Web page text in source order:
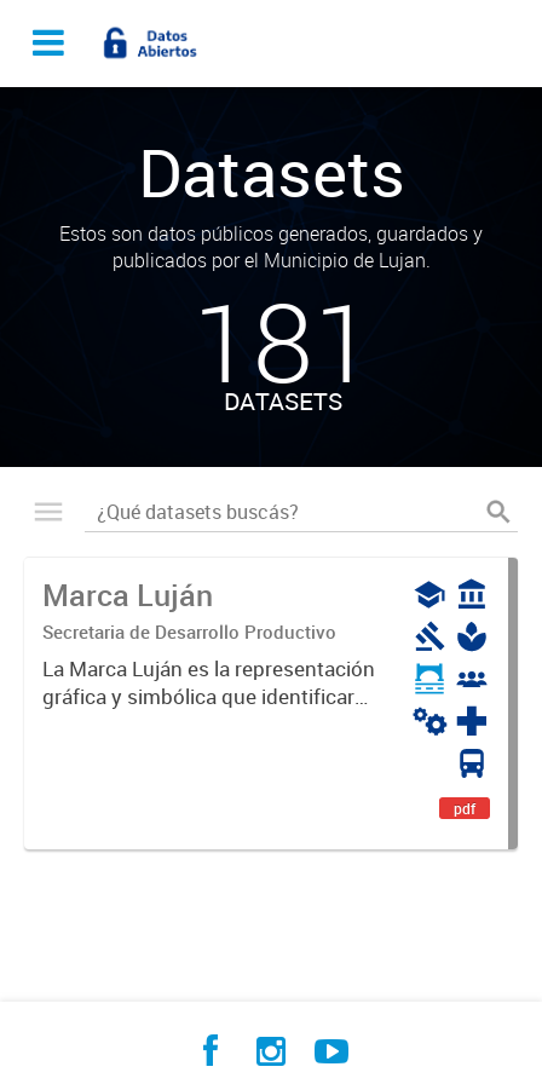
Datasets
Estos son datos públicos generados, guardados y
publicados por el Municipio de Lujan.
181
DATASETS
Marca Luján
Secretaria de Desarrollo Productivo
La Marca Luján es la representación
gráfica y simbólica que identificará
pdf